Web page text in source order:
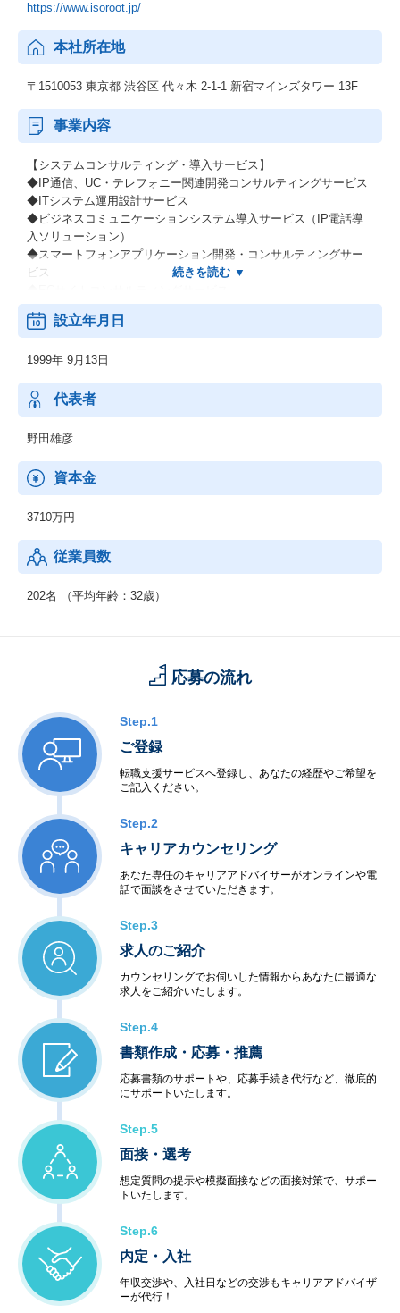
https://www.isoroot.jp/
本社所在地
〒1510053 東京都 渋谷区 代々木 2-1-1 新宿マインズタワー 13F
事業内容
【システムコンサルティング・導入サービス】
◆IP通信、UC・テレフォニー関連開発コンサルティングサービス
◆ITシステム運用設計サービス
◆ビジネスコミュニケーションシステム導入サービス（IP電話導
入ソリューション）
◆スマートフォンアプリケーション開発・コンサルティングサー
ビス
【システム開発サービス】
【システムオペレーションサービス】
◆インフラ運用・監視サービス、サポート・ヘルプデスク
【人材教育・コンサルティングサービス】
ス（コミュトレ）
設立年月日
1999年 9月13日
代表者
野田雄彦
資本金
3710万円
従業員数
202名 （平均年齢：32歳）
応募の流れ
Step.1
ご登録
転職支援サービスへ登録し、あなたの経歴やご希望を
ご記入ください。
Step.2
キャリアカウンセリング
あなた専任のキャリアアドバイザーがオンラインや電
話で面談をさせていただきます。
Step.3
求人のご紹介
カウンセリングでお伺いした情報からあなたに最適な
求人をご紹介いたします。
Step.4
書類作成・応募・推薦
応募書類のサポートや、応募手続き代行など、徹底的
にサポートいたします。
Step.5
面接・選考
想定質問の提示や模擬面接などの面接対策で、サポー
トいたします。
Step.6
内定・入社
年収交渉や、入社日などの交渉もキャリアアドバイザ
ーが代行！